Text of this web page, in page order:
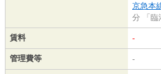
京急本
分 「臨
賃料 -
管理費等 -